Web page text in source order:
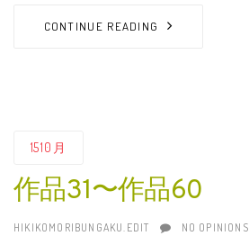
CONTINUE READING
1510月
作品31〜作品60
AUTHOR
HIKIKOMORIBUNGAKU.EDIT NO OPINIONS